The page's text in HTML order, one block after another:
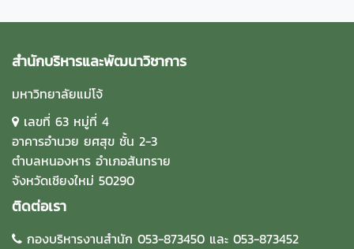
สำนักบริหารและพัฒนาวิชาการ
มหาวิทยาลัยแม่โจ้
เลขที่ 63 หมู่ที่ 4
อาคารอำนวย ยศสุข ชั้น 2-3
ตำบลหนองหาร อำเภอสันทราย
จังหวัดเชียงใหม่ 50290
ติดต่อเรา
กองบริหารงานสำนัก 053-873450 และ 053-873452